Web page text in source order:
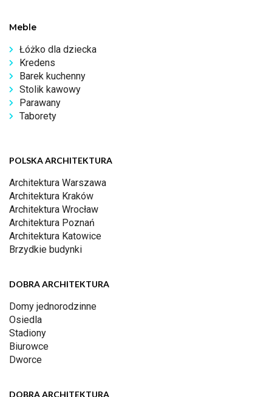
Meble
Łóżko dla dziecka
Kredens
Barek kuchenny
Stolik kawowy
Parawany
Taborety
POLSKA ARCHITEKTURA
Architektura Warszawa
Architektura Kraków
Architektura Wrocław
Architektura Poznań
Architektura Katowice
Brzydkie budynki
DOBRA ARCHITEKTURA
Domy jednorodzinne
Osiedla
Stadiony
Biurowce
Dworce
DOBRA ARCHITEKTURA